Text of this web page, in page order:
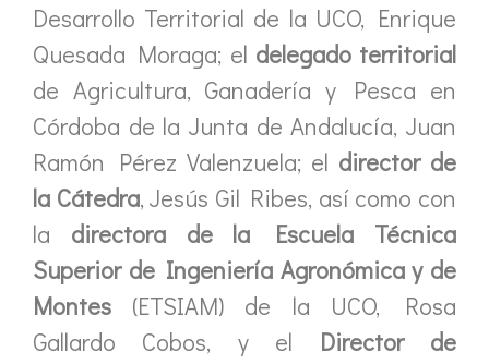
Desarrollo Territorial de la UCO, Enrique
Quesada Moraga; el delegado territorial
de Agricultura, Ganadería y Pesca en
Córdoba de la ‎Junta de Andalucía, Juan
Ramón Pérez Valenzuela; el director de
la Cátedra, Jesús Gil Ribes, así como con
la directora de la Escuela Técnica
Superior de Ingeniería Agronómica y de
Montes (ETSIAM) de la UCO, Rosa
Gallardo Cobos, y el Director de